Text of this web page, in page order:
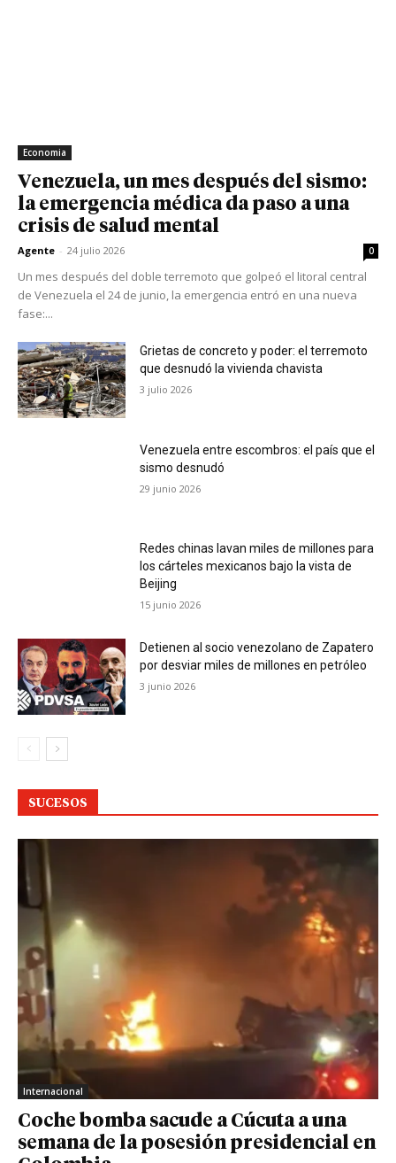
Economia
Venezuela, un mes después del sismo:
la emergencia médica da paso a una
crisis de salud mental
Agente - 24 julio 2026 0
Un mes después del doble terremoto que golpeó el litoral central
de Venezuela el 24 de junio, la emergencia entró en una nueva
fase:...
Grietas de concreto y poder: el terremoto
que desnudó la vivienda chavista
3 julio 2026
Venezuela entre escombros: el país que el
sismo desnudó
29 junio 2026
Redes chinas lavan miles de millones para
los cárteles mexicanos bajo la vista de
Beijing
15 junio 2026
Detienen al socio venezolano de Zapatero
por desviar miles de millones en petróleo
3 junio 2026
SUCESOS
Internacional
Coche bomba sacude a Cúcuta a una
semana de la posesión presidencial en